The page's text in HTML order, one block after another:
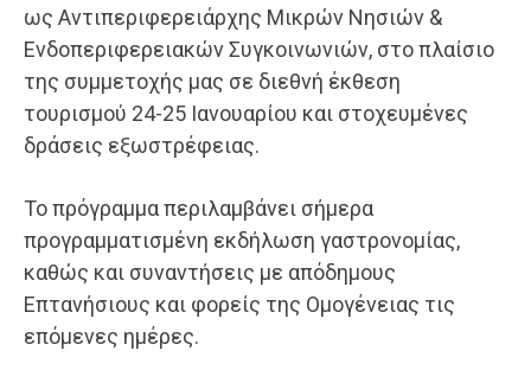
ως Αντιπεριφερειάρχης Μικρών Νησιών &
Ενδοπεριφερειακών Συγκοινωνιών, στο πλαίσιο
της συμμετοχής μας σε διεθνή έκθεση
τουρισμού 24-25 Ιανουαρίου και στοχευμένες
δράσεις εξωστρέφειας.
Το πρόγραμμα περιλαμβάνει σήμερα
προγραμματισμένη εκδήλωση γαστρονομίας,
καθώς και συναντήσεις με απόδημους
Επτανήσιους και φορείς της Ομογένειας τις
επόμενες ημέρες.